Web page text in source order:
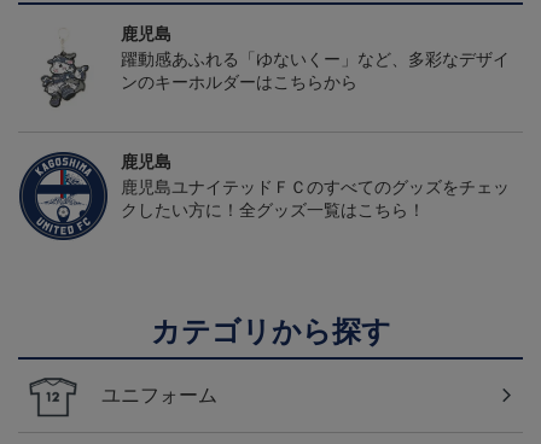
鹿児島
躍動感あふれる「ゆないくー」など、多彩なデザイ
ンのキーホルダーはこちらから
鹿児島
鹿児島ユナイテッドＦＣのすべてのグッズをチェッ
クしたい方に！全グッズ一覧はこちら！
カテゴリから探す
ユニフォーム